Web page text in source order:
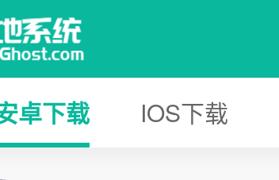
卓下载 IOS下载